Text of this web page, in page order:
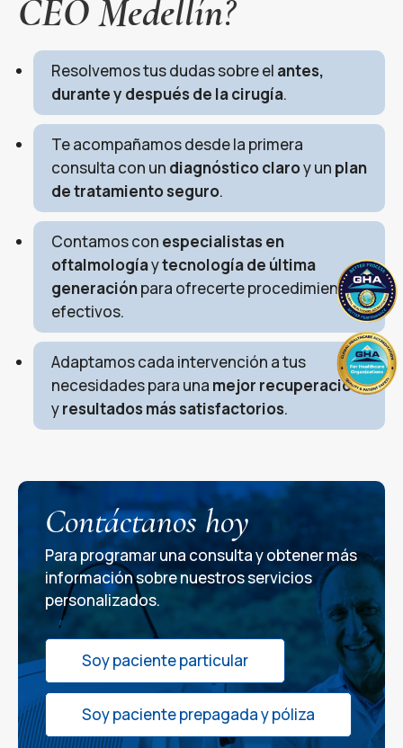
CEO Medellín?
Resolvemos tus dudas sobre el antes,
durante y después de la cirugía.
Te acompañamos desde la primera
consulta con un diagnóstico claroy un plan
de tratamiento seguro.
Contamos con especialistas en
oftalmologíaytecnología de última
generaciónpara ofrecerte procedimientos
efectivos.
Adaptamos cada intervención a tus
necesidades para una mejor recuperación
yresultados más satisfactorios.
Contáctanos hoy
Para programar una consulta y obtener más
información sobre nuestros servicios
personalizados.
Soy paciente particular
Soy paciente prepagada y póliza